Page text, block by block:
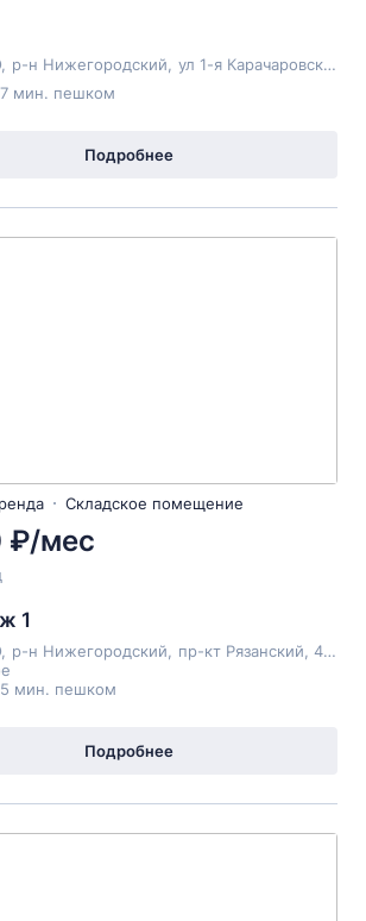
р-н Нижегородский ул 1-я Карачаровская
мин. пешком
Подробнее
Складское помещение
₽/мес
1
р-н Нижегородский пр-кт Рязанский , 4Ас2
мин. пешком
Подробнее